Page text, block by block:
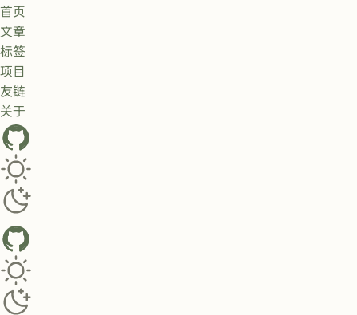
首页
文章
标签
项目
友链
关于
GitHub
Toggle dark/light theme
Toggle dark/light theme